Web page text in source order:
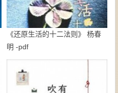
《还原生活的十二法则》 杨春
明 -pdf